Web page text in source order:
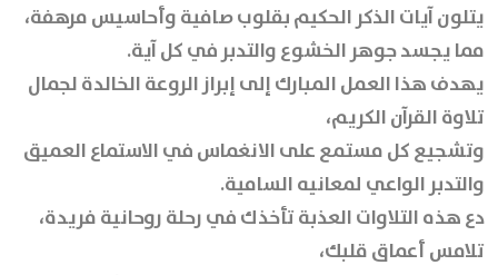
يتلون آيات الذكر الحكيم بقلوب صافية وأحاسيس مرهفة،
مما يجسد جوهر الخشوع والتدبر في كل آية.
يهدف هذا العمل المبارك إلى إبراز الروعة الخالدة لجمال
تلاوة القرآن الكريم،
وتشجيع كل مستمع على الانغماس في الاستماع العميق
والتدبر الواعي لمعانيه السامية.
دع هذه التلاوات العذبة تأخذك في رحلة روحانية فريدة،
تلامس أعماق قلبك،